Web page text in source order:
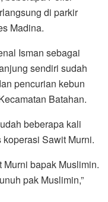
di parkir
Madina.
Isman sebagai
sendiri sudah
pencurian kebun
Batahan.
beberapa kali
Sawit Murni.
Murni bapak Muslimin.
pak Muslimin,”